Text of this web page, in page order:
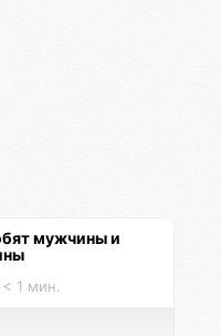
мужчины и
< 1 мин.